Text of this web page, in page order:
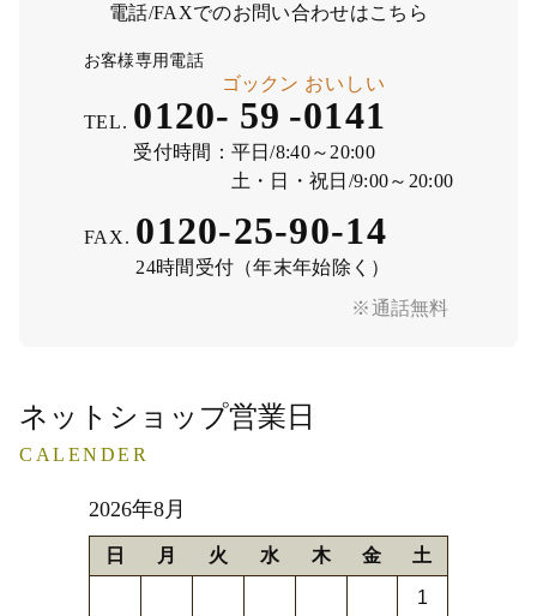
電話/FAXでのお問い合わせはこちら
※通話無料
お客様専用電話
TEL. 0120- 59
ゴックン
-0141
おいしい
受付時間： 平日/8:40～20:00
土・日・祝日/9:00～20:00
FAX. 0120-25-90-14
24時間受付（年末年始除く）
ネットショップ営業日
CALENDER
2026年8月
日 月 火 水 木 金 土
1